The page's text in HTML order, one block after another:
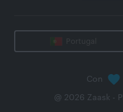
Portugal
Con
@ 2026 Zaask -